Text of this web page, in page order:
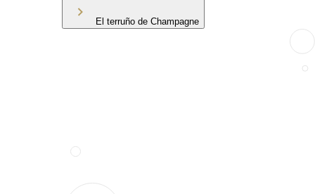
El terruño de Champagne